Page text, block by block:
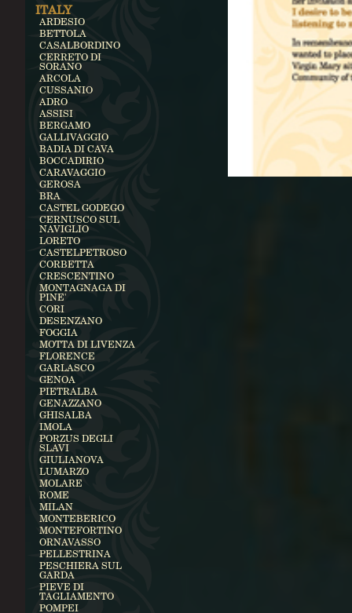
ITALY
ARDESIO
BETTOLA
CASALBORDINO
CERRETO DI
SORANO
ARCOLA
CUSSANIO
ADRO
ASSISI
BERGAMO
GALLIVAGGIO
BADIA DI CAVA
BOCCADIRIO
CARAVAGGIO
GEROSA
BRA
CASTEL GODEGO
CERNUSCO SUL
NAVIGLIO
LORETO
CASTELPETROSO
CORBETTA
CRESCENTINO
MONTAGNAGA DI
PINE'
CORI
DESENZANO
FOGGIA
MOTTA DI LIVENZA
FLORENCE
GARLASCO
GENOA
PIETRALBA
GENAZZANO
GHISALBA
IMOLA
PORZUS DEGLI
SLAVI
GIULIANOVA
LUMARZO
MOLARE
ROME
MILAN
MONTEBERICO
MONTEFORTINO
ORNAVASSO
PELLESTRINA
PESCHIERA SUL
GARDA
PIEVE DI
TAGLIAMENTO
POMPEI